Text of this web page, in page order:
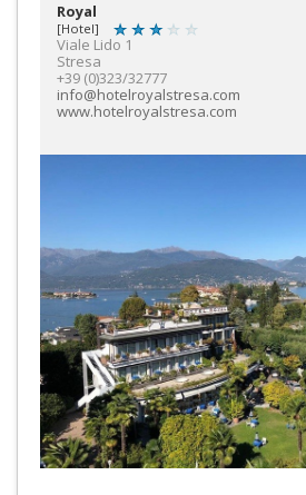
Royal
[Hotel]
Viale Lido 1
Stresa
+39 (0)323/32777
info@hotelroyalstresa.com
www.hotelroyalstresa.com